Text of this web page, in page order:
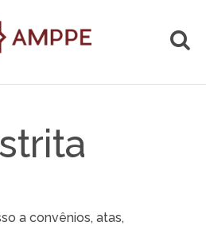
a convênios, atas,